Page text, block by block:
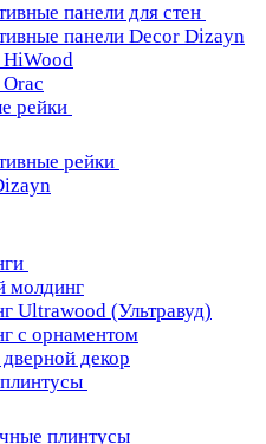
панели для стен
панели Decor Dizayn
рейки
рейки
молдинг
Ultrawood (Ультравуд)
с орнаментом
декор
плинтусы